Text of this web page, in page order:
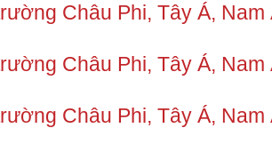
Châu Phi, Tây Á, Nam
Châu Phi, Tây Á, Nam
Châu Phi, Tây Á,